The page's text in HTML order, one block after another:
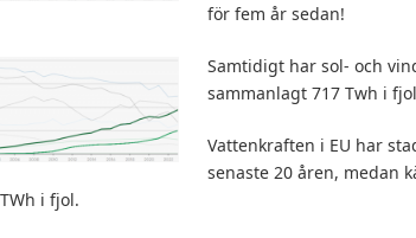
för fem år sedan!
Samtidigt har sol- och
sammanlagt 717 Twh i
Vattenkraften i EU har
senaste 20 åren, medan
i fjol.